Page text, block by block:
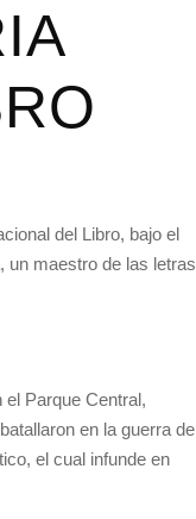
del Libro, bajo el
un maestro de las letras
Parque Central,
en la guerra de
el cual infunde en